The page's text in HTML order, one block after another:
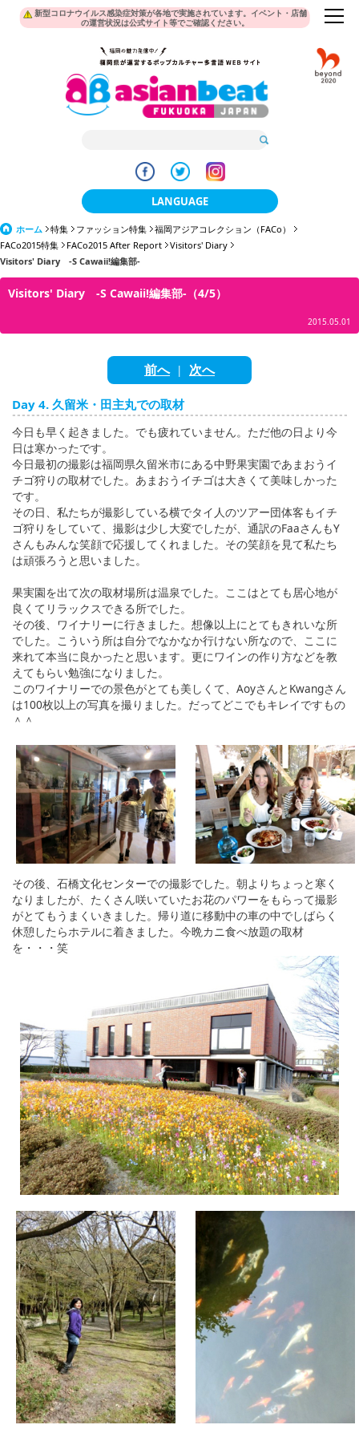
新型コロナウイルス感染症対策が各地で実施されています。イベント・店舗
の運営状況は公式サイト等でご確認ください。
LANGUAGE
日本語
簡体中文
English
tiéng Viêt
Bahasa Indonesia
ホーム 特集 ファッション特集
福岡アジアコレクション（FACo）
FACo2015特集
FACo2015 After Report
Visitors' Diary
Visitors' Diary -S Cawaii!編集部-
Visitors' Diary -S Cawaii!編集部-（4/5）
2015.05.01
前へ| 次へ
Day 4. 久留米・田主丸での取材
今日も早く起きました。でも疲れていません。ただ他の日より今
日は寒かったです。
今日最初の撮影は福岡県久留米市にある中野果実園であまおうイ
チゴ狩りの取材でした。あまおうイチゴは大きくて美味しかった
です。
その日、私たちが撮影している横でタイ人のツアー団体客もイチ
ゴ狩りをしていて、撮影は少し大変でしたが、通訳のFaaさんもY
さんもみんな笑顔で応援してくれました。その笑顔を見て私たち
は頑張ろうと思いました。
果実園を出て次の取材場所は温泉でした。ここはとても居心地が
良くてリラックスできる所でした。
その後、ワイナリーに行きました。想像以上にとてもきれいな所
でした。こういう所は自分でなかなか行けない所なので、ここに
来れて本当に良かったと思います。更にワインの作り方などを教
えてもらい勉強になりました。
このワイナリーでの景色がとても美しくて、AoyさんとKwangさん
は100枚以上の写真を撮りました。だってどこでもキレイですもの
＾＾
その後、石橋文化センターでの撮影でした。朝よりちょっと寒く
なりましたが、たくさん咲いていたお花のパワーをもらって撮影
がとてもうまくいきました。帰り道に移動中の車の中でしばらく
休憩したらホテルに着きました。今晩カニ食べ放題の取材
を・・・笑